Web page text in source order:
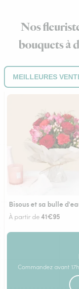
Nos
bouquets à
Bisous et sa bulle
À partir de41€95
Commandez avant